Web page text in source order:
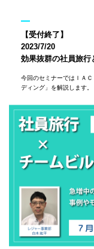
【受付終了】
2023/7/20
効果抜群の社員旅行
今回のセミナーではＩＡ
ディング」を解説します。